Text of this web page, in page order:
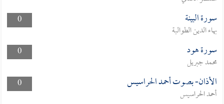
0
سورة البينة
بهاء الدين الطوالبة
0
سورة هود
محمد جبريل
0
الأذان- بصوت أحمد الحراسيس
أحمد الحراسيس